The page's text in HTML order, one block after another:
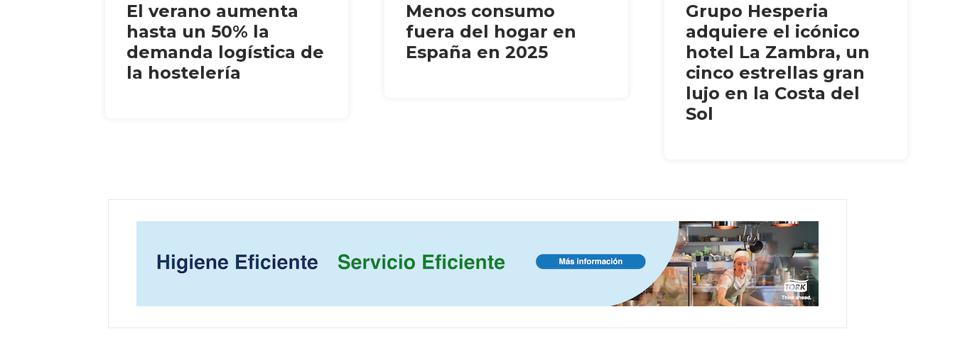
El verano aumenta
hasta un 50% la
demanda logística de
la hostelería
Menos consumo
fuera del hogar en
España en 2025
Grupo Hesperia
adquiere el icónico
hotel La Zambra, un
cinco estrellas gran
lujo en la Costa del
Sol